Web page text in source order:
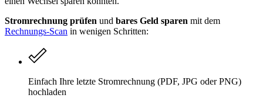
Stromrechnung prüfen und bares Geld sparen mit dem
Rechnungs-Scan in wenigen Schritten:
Einfach Ihre letzte Stromrechnung (PDF, JPG oder PNG)
hochladen